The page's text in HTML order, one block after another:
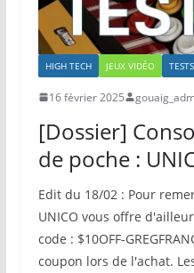
HIGH TECH JEUX VIDÉO TESTS
16 février 2025
[Dossier]
de poche :
Edit du 18/02 : Pour
UNICO vous offre
code : $10OFF-
coupon lors de l'achat.